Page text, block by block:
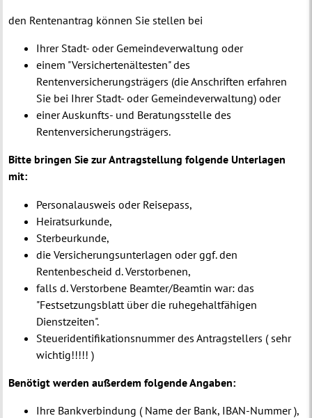
den Rentenantrag können Sie stellen bei
Ihrer Stadt- oder Gemeindeverwaltung oder
einem "Versichertenältesten" des
Rentenversicherungsträgers (die Anschriften erfahren
Sie bei Ihrer Stadt- oder Gemeindeverwaltung) oder
einer Auskunfts- und Beratungsstelle des
Rentenversicherungsträgers.
Bitte bringen Sie zur Antragstellung folgende Unterlagen
mit:
Personalausweis oder Reisepass,
Heiratsurkunde,
Sterbeurkunde,
die Versicherungsunterlagen oder ggf. den
Rentenbescheid d. Verstorbenen,
falls d. Verstorbene Beamter/Beamtin war: das
"Festsetzungsblatt über die ruhegehaltfähigen
Dienstzeiten".
Steueridentifikationsnummer des Antragstellers ( sehr
wichtig!!!!! )
Benötigt werden außerdem folgende Angaben:
Ihre Bankverbindung ( Name der Bank, IBAN-Nummer ),